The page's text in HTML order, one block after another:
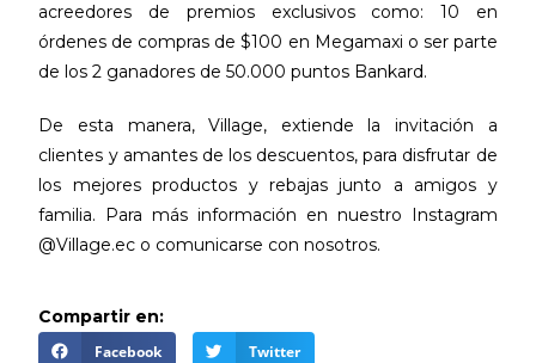
acreedores de premios exclusivos como: 10 en
órdenes de compras de $100 en Megamaxi o ser parte
de los 2 ganadores de 50.000 puntos Bankard.
De esta manera, Village, extiende la invitación a
clientes y amantes de los descuentos, para disfrutar de
los mejores productos y rebajas junto a amigos y
familia. Para más información en nuestro Instagram
@Village.ec o comunicarse con nosotros.
Compartir en:
Facebook Twitter